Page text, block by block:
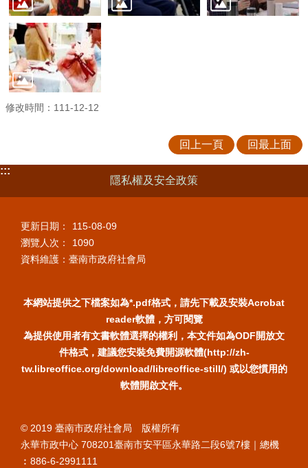
修改時間：111-12-12
回上一頁 回最上面
:::
隱私權及安全政策
更新日期：
115-08-09
瀏覽人次：
1090
資料維護：臺南市政府社會局
本網站提供之下檔案如為*.pdf格式，請先下載及安裝Acrobat
reader軟體，方可閱覽
為提供使用者有文書軟體選擇的權利，本文件如為ODF開放文
件格式，建議您安裝免費開源軟體(http://zh-
tw.libreoffice.org/download/libreoffice-still/) 或以您慣用的
軟體開啟文件。
© 2019 臺南市政府社會局 版權所有
永華市政中心 708201臺南市安平區永華路二段6號7樓｜總機
︰886-6-2991111